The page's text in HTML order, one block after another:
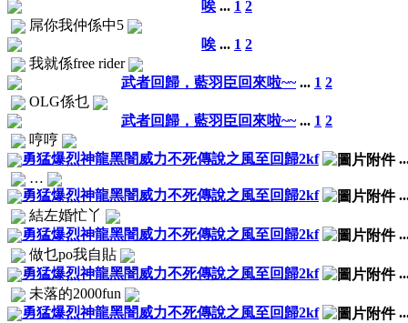
唉 ... 1 2
屌你我仲係中5
唉 ... 1 2
我就係free rider
武者回歸，藍羽臣回來啦~~ ... 1 2
OLG係乜
武者回歸，藍羽臣回來啦~~ ... 1 2
哼哼
勇猛爆烈神龍黑闇威力不死傳說之風至回歸2kf
…
勇猛爆烈神龍黑闇威力不死傳說之風至回歸2kf
結左婚忙丫
勇猛爆烈神龍黑闇威力不死傳說之風至回歸2kf
做乜po我自貼
勇猛爆烈神龍黑闇威力不死傳說之風至回歸2kf
未落的2000fun
勇猛爆烈神龍黑闇威力不死傳說之風至回歸2kf